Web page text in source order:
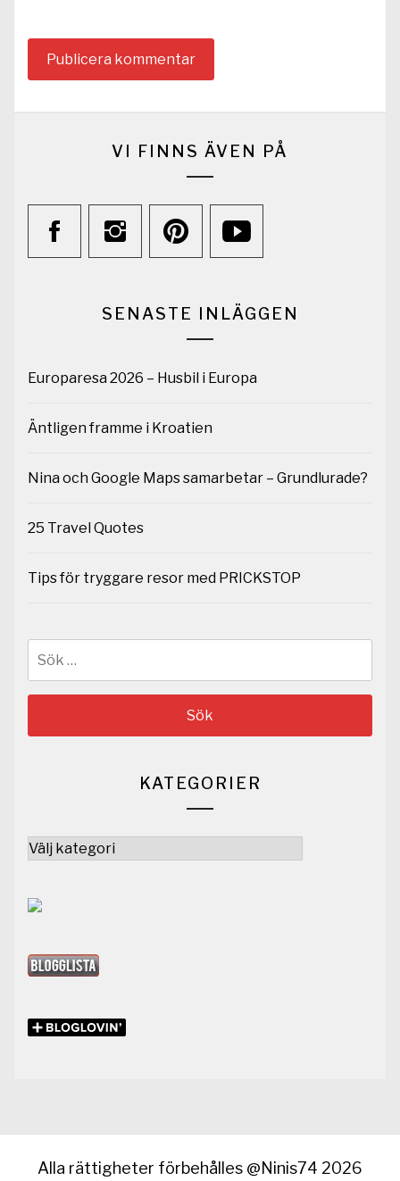
VI FINNS ÄVEN PÅ
SENASTE INLÄGGEN
Europaresa 2026 – Husbil i Europa
Äntligen framme i Kroatien
Nina och Google Maps samarbetar – Grundlurade?
25 Travel Quotes
Tips för tryggare resor med PRICKSTOP
KATEGORIER
Kategorier
Alla rättigheter förbehålles @Ninis74 2026